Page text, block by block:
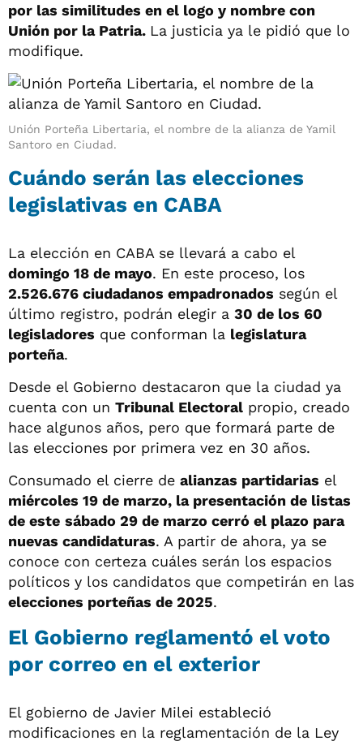
por las similitudes en el logo y nombre con
Unión por la Patria. La justicia ya le pidió que lo
modifique.
Unión Porteña Libertaria, el nombre de la alianza de Yamil
Santoro en Ciudad.
Cuándo serán las elecciones
legislativas en CABA
La elección en CABA se llevará a cabo el
domingo 18 de mayo. En este proceso, los
2.526.676 ciudadanos empadronados según el
último registro, podrán elegir a 30 de los 60
legisladores que conforman la legislatura
porteña.
Desde el Gobierno destacaron que la ciudad ya
cuenta con un Tribunal Electoral propio, creado
hace algunos años, pero que formará parte de
las elecciones por primera vez en 30 años.
Consumado el cierre de alianzas partidarias el
miércoles 19 de marzo, la presentación de listas
de este sábado 29 de marzo cerró el plazo para
nuevas candidaturas. A partir de ahora, ya se
conoce con certeza cuáles serán los espacios
políticos y los candidatos que competirán en las
elecciones porteñas de 2025.
El Gobierno reglamentó el voto
por correo en el exterior
El gobierno de Javier Milei estableció
modificaciones en la reglamentación de la Ley